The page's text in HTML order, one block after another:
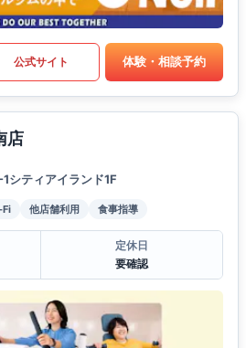
公式サイト 体験・相談予約
店
シティアイランド1F
他店舗利用 食事指導
定休日
要確認